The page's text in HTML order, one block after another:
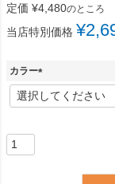
定価 ¥4,480のところ
当店特別価格 ¥
カラー
(
必